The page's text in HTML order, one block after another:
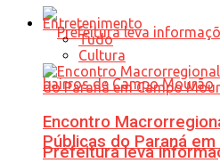
Prefeitura leva
Entretenimento
Tudo
Cultura
Encontro
Públicas do Paraná